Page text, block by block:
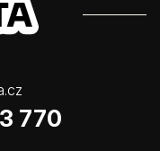
770